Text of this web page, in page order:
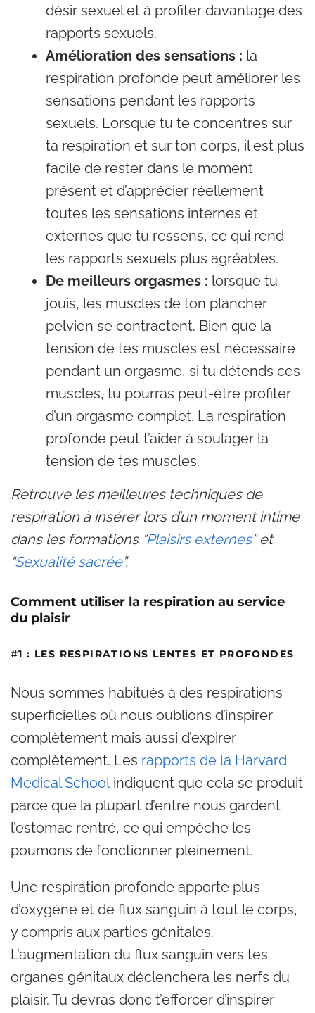
désir sexuel et à profiter davantage des
rapports sexuels.
Amélioration des sensations : la
respiration profonde peut améliorer les
sensations pendant les rapports
sexuels. Lorsque tu te concentres sur
ta respiration et sur ton corps, il est plus
facile de rester dans le moment
présent et d’apprécier réellement
toutes les sensations internes et
externes que tu ressens, ce qui rend
les rapports sexuels plus agréables.
De meilleurs orgasmes : lorsque tu
jouis, les muscles de ton plancher
pelvien se contractent. Bien que la
tension de tes muscles est nécessaire
pendant un orgasme, si tu détends ces
muscles, tu pourras peut-être profiter
d’un orgasme complet. La respiration
profonde peut t’aider à soulager la
tension de tes muscles.
Retrouve les meilleures techniques de
respiration à insérer lors d’un moment intime
dans les formations “Plaisirs externes” et
“Sexualité sacrée”.
Comment utiliser la respiration au service
du plaisir
#1 : LES RESPIRATIONS LENTES ET PROFONDES
Nous sommes habitués à des respirations
superficielles où nous oublions d’inspirer
complètement mais aussi d’expirer
complètement. Les rapports de la Harvard
Medical Schoolindiquent que cela se produit
parce que la plupart d’entre nous gardent
l’estomac rentré, ce qui empêche les
poumons de fonctionner pleinement.
Une respiration profonde apporte plus
d’oxygène et de flux sanguin à tout le corps,
y compris aux parties génitales.
L’augmentation du flux sanguin vers tes
organes génitaux déclenchera les nerfs du
plaisir. Tu devras donc t’efforcer d’inspirer